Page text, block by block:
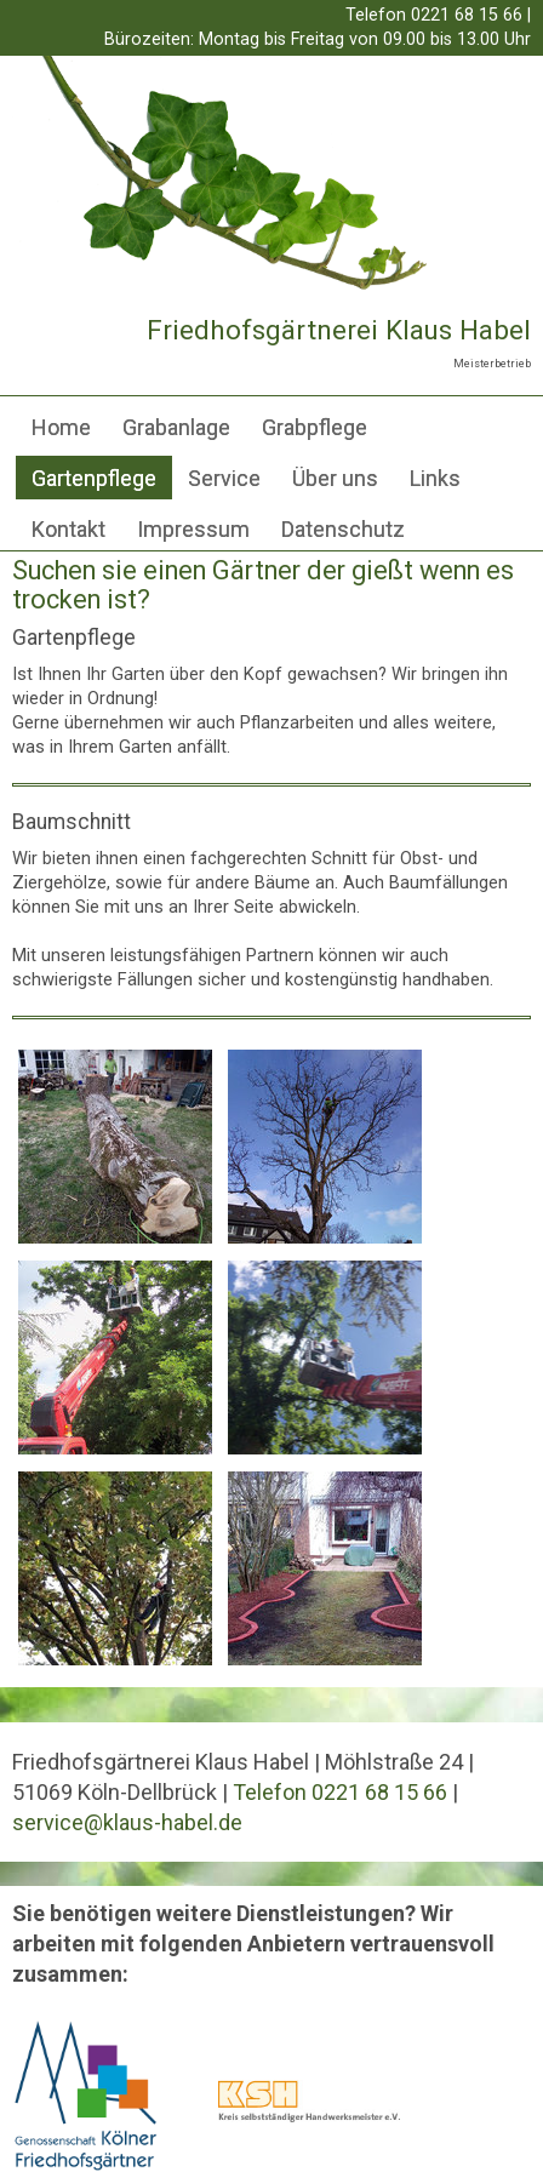
Telefon 0221 68 15 66
Bürozeiten: Montag bis Freitag von 09.00 bis 13.00 Uhr
Friedhofsgärtnerei Klaus Habel
Meisterbetrieb
Home Grabanlage
Grabpflege
Gartenpflege
Service Über uns
Links
Kontakt
Impressum Datenschutz
Suchen sie einen Gärtner der gießt wenn es
trocken ist?
Gartenpflege
Ist Ihnen Ihr Garten über den Kopf gewachsen? Wir bringen ihn
wieder in Ordnung!
Gerne übernehmen wir auch Pflanzarbeiten und alles weitere,
was in Ihrem Garten anfällt.
Baumschnitt
Wir bieten ihnen einen fachgerechten Schnitt für Obst- und
Ziergehölze, sowie für andere Bäume an. Auch Baumfällungen
können Sie mit uns an Ihrer Seite abwickeln.
Mit unseren leistungsfähigen Partnern können wir auch
schwierigste Fällungen sicher und kostengünstig handhaben.
Friedhofsgärtnerei Klaus Habel | Möhlstraße 24 |
51069 Köln-Dellbrück | Telefon 0221 68 15 66 |
service@klaus-habel.de
Sie benötigen weitere Dienstleistungen? Wir
arbeiten mit folgenden Anbietern vertrauensvoll
zusammen: